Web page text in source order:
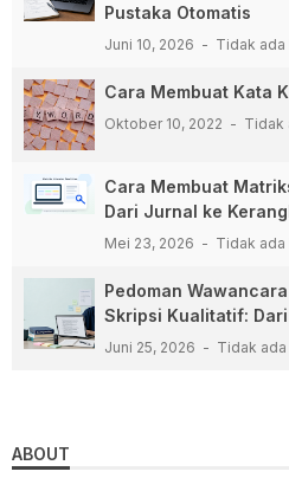
Pustaka Otomatis
Juni 10, 2026 Tidak
Cara Membuat Kata
Oktober 10, 2022 Tidak
Cara Membuat
Dari Jurnal ke
Mei 23, 2026 Tidak
Pedoman
Skripsi Kualitatif:
Juni 25, 2026 Tidak
ABOUT